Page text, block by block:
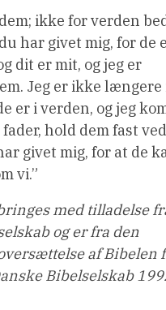
ikke for verden
har givet mig, for de
dit er mit, og jeg er
Jeg er ikke længere
er i verden, og jeg
hold dem fast
givet mig, for at de
vi.”
med tilladelse
og er fra den
af Bibelen
Bibelselskab